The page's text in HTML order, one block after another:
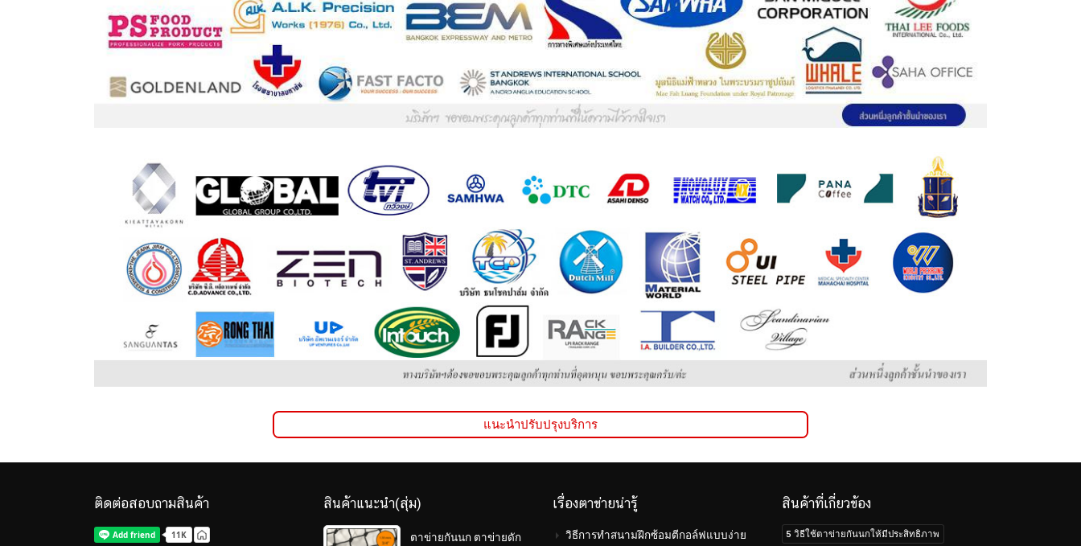
แนะนำปรับปรุงบริการ
ติดต่อสอบถามสินค้า สินค้าแนะนำ(สุ่ม)
ตาข่ายกันนก ตาข่ายดัก
เรื่องตาข่ายน่ารู้
วิธีการทำสนามฝึกซ้อมตีกอล์ฟแบบง่าย
สินค้าที่เกี่ยวข้อง
5 วิธีใช้ตาข่ายกันนกให้มีประสิทธิภาพ